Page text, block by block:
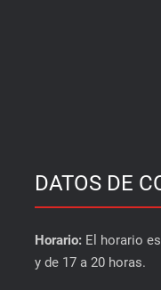
DATOS DE
Horario: El horario
y de 17 a 20 horas.